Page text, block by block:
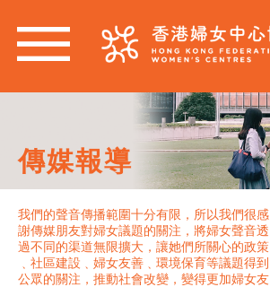
傳媒報導
我們的聲音傳播範圍十分有限，所以我們很感
謝傳媒朋友對婦女議題的關注，將婦女聲音透
過不同的渠道無限擴大，讓她們所關心的政策
﹑社區建設﹑婦女友善﹑環境保育等議題得到
公眾的關注，推動社會改變，變得更加婦女友